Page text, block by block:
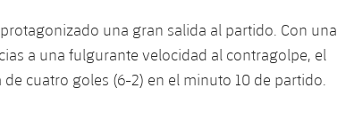
una gran salida al partido. Con una
a una fulgurante velocidad al contragolpe, el
cuatro goles (6-2) en el minuto 10 de partido.